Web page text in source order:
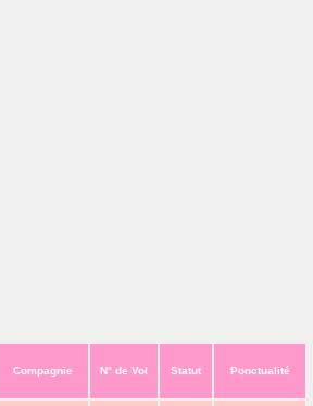
Compagnie N° de Vol Statut Ponctualité